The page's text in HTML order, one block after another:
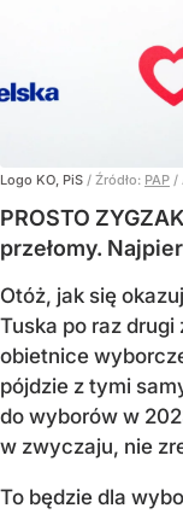
Logo KO, PiS / Źródło: PAP /
PROSTO
przełomy.
Otóż, jak się
Tuska po raz
obietnice
pójdzie z tymi
do wyborów w
w zwyczaju, nie
To będzie dla